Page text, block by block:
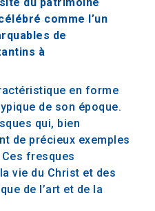
comme l’un
de
à
en forme
de son époque.
qui, bien
de précieux exemples
fresques
vie du Christ et des
de l’art et de la